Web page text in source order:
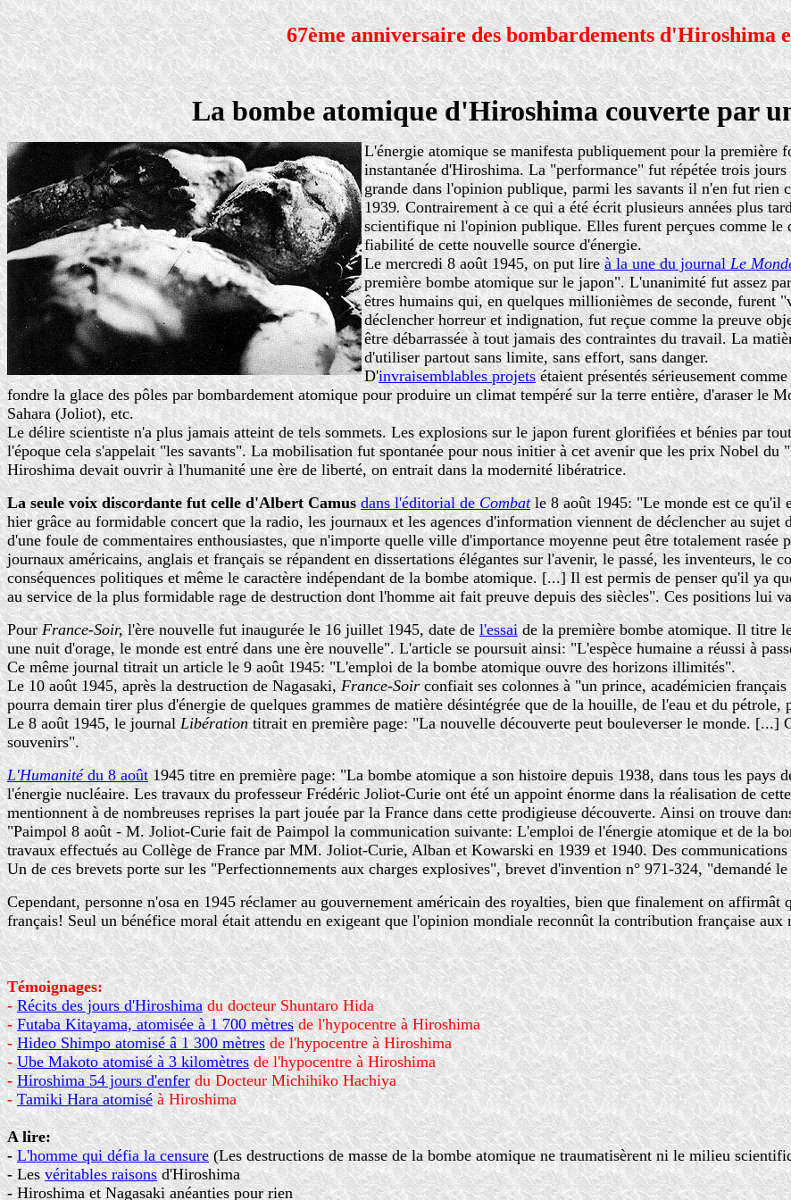
67ème anniversaire des bombardements d'Hiroshima
La bombe atomique d'Hiroshima couverte par
L'énergie atomique se manifesta publiquement pour la première
instantanée d'Hiroshima. La "performance" fut répétée trois
grande dans l'opinion publique, parmi les savants il n'en fut rien
1939.Contrairement à ce qui a été écrit plusieurs années plus
scientifique ni l'opinion publique. Elles furent perçues comme
fiabilité de cette nouvelle source d'énergie.
Le mercredi 8 août 1945,on put lireà la une du journalLe
première bombe atomique sur le japon". L'unanimité fut assez
êtres humains qui, en quelques millionièmes de seconde, furent
déclencher horreur et indignation, fut reçue comme la preuve
être débarrassée à tout jamais des contraintes du travail. La
d'utiliser partout sans limite, sans effort, sans danger.
D'invraisemblables projetsétaient présentés sérieusement
fondre la glace des pôles par bombardement atomique pour produire un climat tempéré sur la terre entière, d'araser le
Sahara (Joliot), etc.
Le délire scientiste n'a plus jamais atteint de tels sommets. Les explosions sur le japon furent glorifiées et bénies par
l'époque cela s'appelait "les savants". La mobilisation fut spontanée pour nous initier à cet avenir que les prix Nobel du
Hiroshima devait ouvrir à l'humanité une ère de liberté, on entrait dans la modernité libératrice.
La seule voix discordante fut celle d'Albert Camus dans l'éditorial deCombat le 8 août 1945: "Le monde est ce qu'il
hier grâce au formidable concert que la radio, les journaux et les agences d'information viennent de déclencher au
d'une foule de commentaires enthousiastes, que n'importe quelle ville d'importance moyenne peut être totalement
journaux américains, anglais et français se répandent en dissertations élégantes sur l'avenir, le passé, les inventeurs, le
conséquences politiques et même le caractère indépendant de la bombe atomique. [...] Il est permis de penser qu'il ya
au service de la plus formidable rage de destruction dont l'homme ait fait preuve depuis des siècles". Ces positions lui
PourFrance-Soir,l'ère nouvelle fut inaugurée le 16 juillet 1945, date del'essaide la première bombe atomique. Il titre
une nuit d'orage, le monde est entré dans une ère nouvelle". L'article se poursuit ainsi: "L'espèce humaine a réussi à
Ce même journal titrait un article le 9 août 1945: "L'emploi de la bombe atomique ouvre des horizons illimités".
Le 10 août 1945, après la destruction de Nagasaki,France-Soirconfiait ses colonnes à "un prince, académicien
pourra demain tirer plus d'énergie de quelques grammes de matière désintégrée que de la houille, de l'eau et du
Le 8 août 1945, le journalLibérationtitrait en première page: "La nouvelle découverte peut bouleverser le monde. [...]
souvenirs".
L'Humanitédu 8 août1945 titre en première page: "La bombe atomique a son histoire depuis 1938, dans tous les pays
l'énergie nucléaire. Les travaux du professeur Frédéric Joliot-Curie ont été un appoint énorme dans la réalisation de
mentionnent à de nombreuses reprises la part jouée par la France dans cette prodigieuse découverte. Ainsi on trouve
"Paimpol 8 août - M. Joliot-Curie fait de Paimpol la communication suivante: L'emploi de l'énergie atomique et de la
travaux effectués au Collège de France par MM. Joliot-Curie, Alban et Kowarski en 1939 et 1940. Des
Un de ces brevets porte sur les "Perfectionnements aux charges explosives", brevet d'invention n° 971-324, "demandé
Cependant, personne n'osa en 1945 réclamer au gouvernement américain des royalties, bien que finalement on
français! Seul un bénéfice moral était attendu en exigeant que l'opinion mondiale reconnût la contribution française aux
Témoignages:
-Récits des jours d'Hiroshimadu docteur Shuntaro Hida
-Futaba Kitayama, atomisée à 1 700 mètresde l'hypocentre à Hiroshima
-Hideo Shimpo atomisé â 1 300 mètresde l'hypocentre à Hiroshima
-Ube Makoto atomisé à 3 kilomètres de l'hypocentre à Hiroshima
-Hiroshima 54 jours d'enferdu Docteur Michihiko Hachiya
-Tamiki Hara atomiséà Hiroshima
A lire:
-L'homme qui défia la censure(Les destructions de masse de la bombe atomique ne traumatisèrent ni le milieu
- Lesvéritables raisonsd'Hiroshima
-Hiroshima et Nagasaki anéanties pour rien